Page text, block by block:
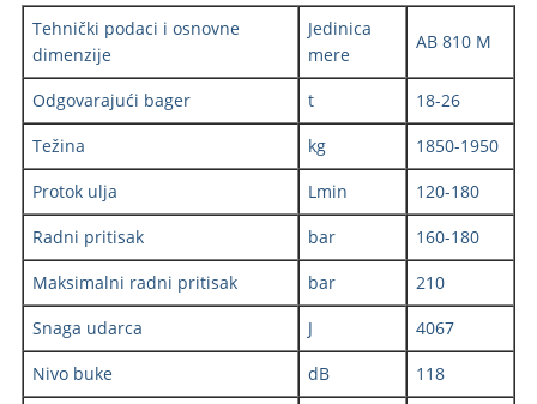
Tehnički podaci i osnovne
dimenzije
Jedinica
mere
AB 810 M
Odgovarajući bager t
18-26
Težina
kg
1850-1950
Protok ulja
Lmin
120-180
Radni pritisak
bar 160-180
Maksimalni radni pritisak
bar 210
Snaga udarca
J
4067
Nivo buke
dB 1 18